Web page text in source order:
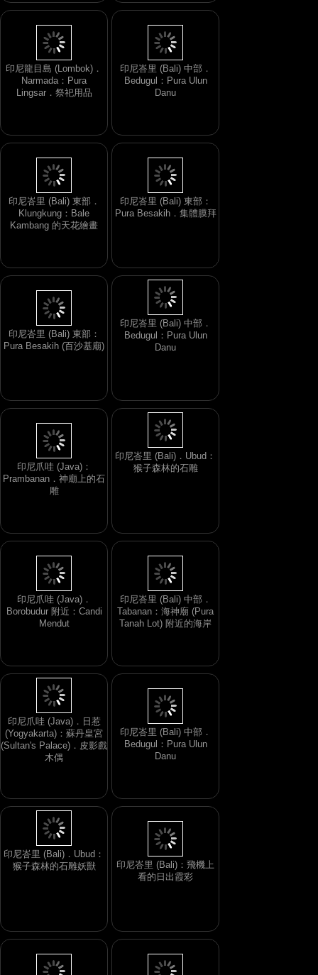
印尼龍目島 (Lombok)．
Narmada：Pura
Lingsar．祭祀用品
印尼峇里 (Bali) 中部．
Bedugul：Pura Ulun
Danu
印尼峇里 (Bali) 東部．
Klungkung：Bale
Kambang 的天花繪畫
印尼峇里 (Bali) 東部：
Pura Besakih．集體膜拜
印尼峇里 (Bali) 東部：
Pura Besakih (百沙基廟)
印尼峇里 (Bali) 中部．
Bedugul：Pura Ulun
Danu
印尼爪哇 (Java)：
Prambanan．神廟上的石
雕
印尼峇里 (Bali)．Ubud：
猴子森林的石雕
印尼爪哇 (Java)．
Borobudur 附近：Candi
Mendut
印尼峇里 (Bali) 中部．
Tabanan：海神廟 (Pura
Tanah Lot) 附近的海岸
印尼爪哇 (Java)．日惹
(Yogyakarta)：蘇丹皇宮
(Sultan's Palace)．皮影戲
木偶
印尼峇里 (Bali) 中部．
Bedugul：Pura Ulun
Danu
印尼峇里 (Bali)．Ubud：
猴子森林的石雕妖獸
印尼峇里 (Bali)：飛機上
看的日出霞彩